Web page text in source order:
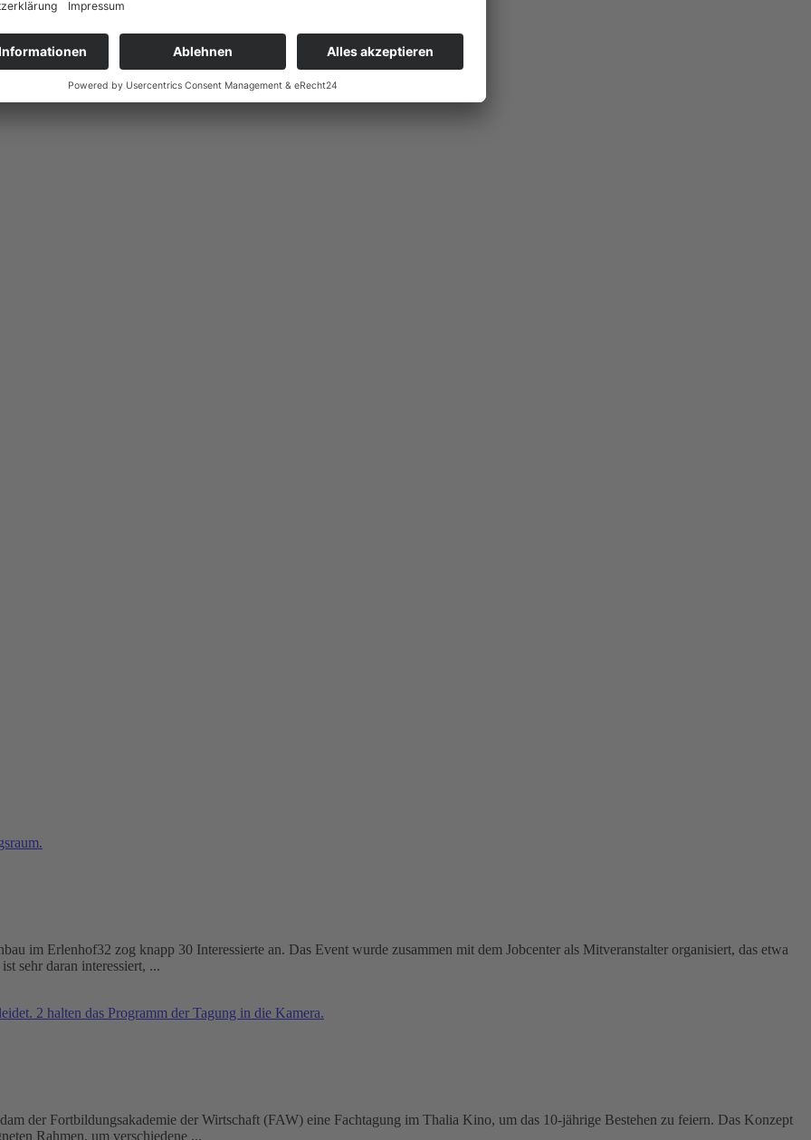
im Erlenhof32 zog knapp 30 Interessierte an. Das Event wurde zusammen mit dem Jobcenter als Mitveranstalter organisiert, das etwa
sehr daran interessiert, ...
der Fortbildungsakademie der Wirtschaft (FAW) eine Fachtagung im Thalia Kino, um das 10-jährige Bestehen zu feiern. Das Konzept
Rahmen, um verschiedene ...